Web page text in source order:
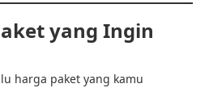
yang Ingin
harga paket yang kamu